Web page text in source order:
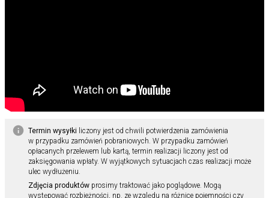
Termin wysyłki liczony jest od chwili potwierdzenia zamówienia
w przypadku zamówień pobraniowych. W przypadku zamówień
opłacanych przelewem lub kartą, termin realizacji liczony jest od
zaksięgowania wpłaty. W wyjątkowych sytuacjach czas realizacji może
ulec wydłużeniu.
Zdjęcia produktówprosimy traktować jako poglądowe. Mogą
występować rozbieżności, np. ze względu na różnice pojemności czy